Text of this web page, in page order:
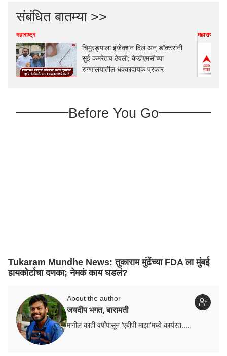
संबंधित बातम्या >>
महाराष्ट्र
चिमुरड्याला इंजेक्शन दिलं अन् डॉक्टरांनी
सुई कमरेतच ठेवली; केडीएमसीच्या
रुग्णालयातील धक्कादायक प्रकार
महाराष्ट्र
Before You Go
Tukaram Mundhe News: तुकाराम मुंढेंच्या FDA ला मुंबई
हायकोर्टाचा दणका; नेमकं काय घडलं?
About the author
जयदीप भगत, बारामती
मागील काही वर्षांपासून 'एबीपी माझा'मध्ये कार्यरत....